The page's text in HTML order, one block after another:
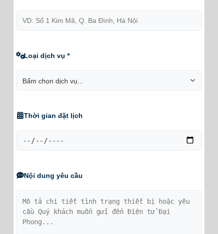
Loại dịch vụ *
Thời gian đặt lịch
Nội dung yêu cầu